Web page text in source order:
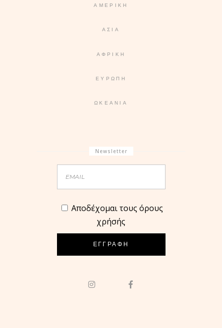
ΑΜΕΡΙΚΉ
ΑΣΊΑ
ΑΦΡΙΚΉ
ΕΥΡΏΠΗ
ΩΚΕΑΝΊΑ
Newsletter
Aποδέχομαι τους όρους
χρήσής